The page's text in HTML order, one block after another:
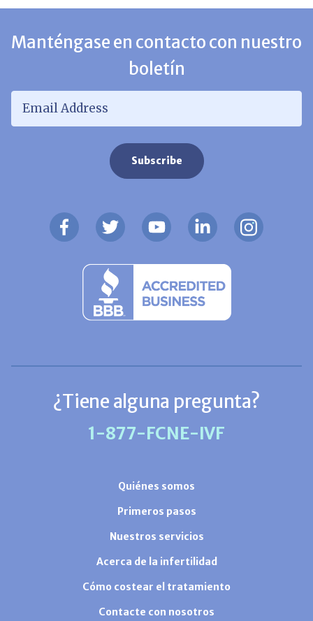
Manténgase en contacto con nuestro
boletín
Email Address
¿Tiene alguna pregunta?
1-877-FCNE-IVF
Quiénes somos
Primeros pasos
Nuestros servicios
Acerca de la infertilidad
Cómo costear el tratamiento
Contacte con nosotros